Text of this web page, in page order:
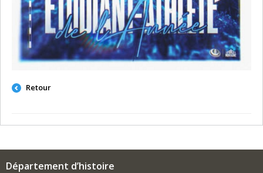
Retour
Département d’histoire